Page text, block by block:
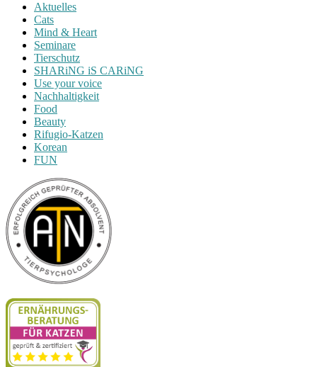
Aktuelles
Cats
Mind & Heart
Seminare
Tierschutz
SHARiNG iS CARiNG
Use your voice
Nachhaltigkeit
Food
Beauty
Rifugio-Katzen
Korean
FUN